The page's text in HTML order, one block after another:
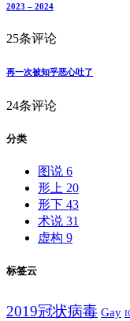
2023 – 2024
25条评论
再一次被知乎恶心吐了
24条评论
分类
图说 6
形上 20
形下 43
术说 31
虚构 9
标签云
2019冠状病毒 Gay